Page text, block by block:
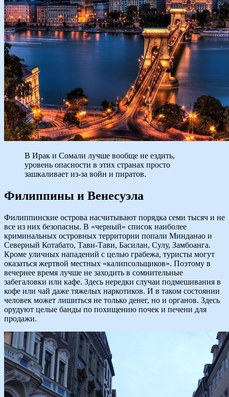
В Ирак и Сомали лучше вообще не ездить,
уровень опасности в этих странах просто
зашкаливает из-за войн и пиратов.
Филиппины и Венесуэла
Филиппинские острова насчитывают порядка семи тысяч и не
все из них безопасны. В «черный» список наиболее
криминальных островных территории попали Минданао и
Северный Котабато, Тави-Тави, Басилан, Сулу, Замбоанга.
Кроме уличных нападений с целью грабежа, туристы могут
оказаться жертвой местных «калипсольщиков». Поэтому в
вечернее время лучше не заходить в сомнительные
забегаловки или кафе. Здесь нередки случаи подмешивания в
кофе или чай даже тяжелых наркотиков. И в таком состоянии
человек может лишиться не только денег, но и органов. Здесь
орудуют целые банды по похищению почек и печени для
продажи.